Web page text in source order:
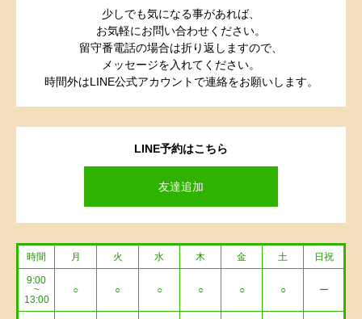
LINE予約はこちら
友達追加
少しでも気になる事があれば、
お気軽にお問い合わせください。
留守番電話の場合は折り返しますので、
メッセージを入れてください。
時間外はLINE公式アカウントで連絡をお願いします。
時間 月 火 水 木 金 土 日祝
9:00
~
13:00
○ ○ ○ ○ ○ ○ ー